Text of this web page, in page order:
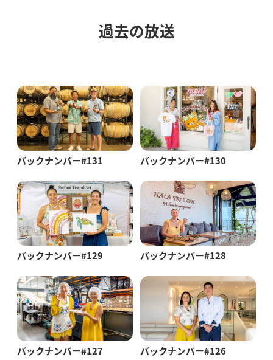
過去の放送
バックナンバー#131 バックナンバー#130
バックナンバー#129 バックナンバー#128
バックナンバー#127 バックナンバー#126